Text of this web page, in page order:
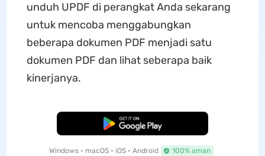
unduh UPDF di perangkat Anda sekarang
untuk mencoba menggabungkan
beberapa dokumen PDF menjadi satu
dokumen PDF dan lihat seberapa baik
kinerjanya.
Unduh Gratis
Windows • macOS • iOS • Android 100% aman